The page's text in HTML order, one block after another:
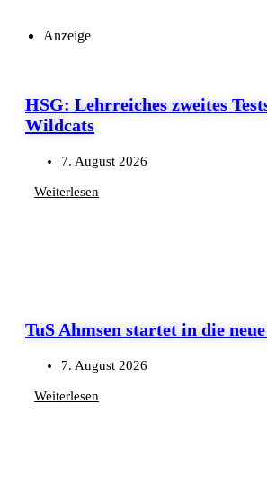
Anzeige
HSG: Lehrreiches zweites
Wildcats
7. August 2026
Weiterlesen
TuS Ahmsen startet in die
7. August 2026
Weiterlesen